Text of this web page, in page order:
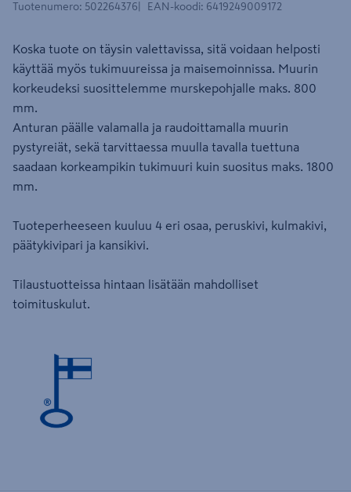
Tuotenumero: 502264376 EAN-koodi: 6419249009172
Koska tuote on täysin valettavissa, sitä voidaan helposti
käyttää myös tukimuureissa ja maisemoinnissa. Muurin
korkeudeksi suosittelemme murskepohjalle maks. 800
mm.
Anturan päälle valamalla ja raudoittamalla muurin
pystyreiät, sekä tarvittaessa muulla tavalla tuettuna
saadaan korkeampikin tukimuuri kuin suositus maks. 1800
mm.
Tuoteperheeseen kuuluu 4 eri osaa, peruskivi, kulmakivi,
päätykivipari ja kansikivi.
Tilaustuotteissa hintaan lisätään mahdolliset
toimituskulut.